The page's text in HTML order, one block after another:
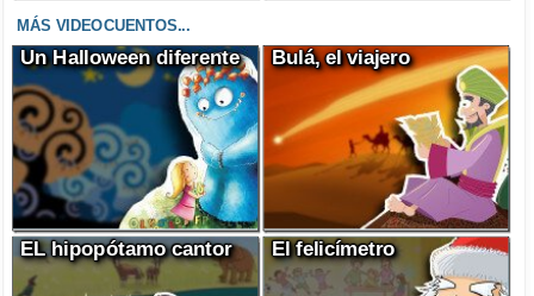
MÁS VIDEOCUENTOS...
Un Halloween diferente Bulá, el viajero
EL hipopótamo cantor El felicímetro